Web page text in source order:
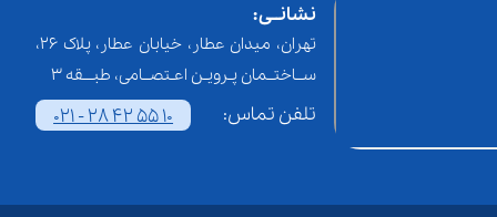
نشانــی:
تهران، میدان عطار، خیابان عطار، پلاک 26،
ســاختــمان پـرویـن اعـتصــامی، طبـــقه 3
تلفن تماس: 021 - 28 42 55 10